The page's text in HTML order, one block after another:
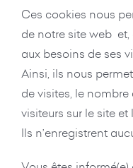
Ces cookies nous
de notre site web et,
aux besoins de ses
Ainsi, ils nous
de visites, le nombre
visiteurs sur le site et
Ils n’enregistrent